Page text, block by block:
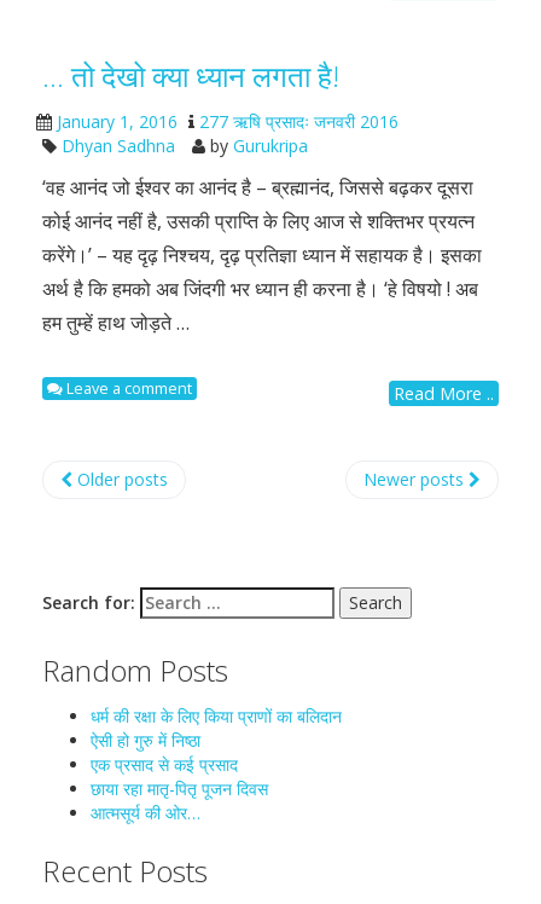
… तो देखो क्या ध्यान लगता है!
January 1, 2016
277 ऋषि प्रसादः जनवरी 2016
Dhyan Sadhna
by Gurukripa
‘वह आनंद जो ईश्वर का आनंद है – ब्रह्मानंद, जिससे बढ़कर दूसरा
कोई आनंद नहीं है, उसकी प्राप्ति के लिए आज से शक्तिभर प्रयत्न
करेंगे।’ – यह दृढ़ निश्चय, दृढ़ प्रतिज्ञा ध्यान में सहायक है। इसका
अर्थ है कि हमको अब जिंदगी भर ध्यान ही करना है। ‘हे विषयो ! अब
हम तुम्हें हाथ जोड़ते …
Read More ..
Leave a comment
Older posts Newer posts
Search for:
Random Posts
धर्म की रक्षा के लिए किया प्राणों का बलिदान
ऐसी हो गुरु में निष्ठा
एक प्रसाद से कई प्रसाद
छाया रहा मातृ-पितृ पूजन दिवस
आत्मसूर्य की ओर…
Recent Posts